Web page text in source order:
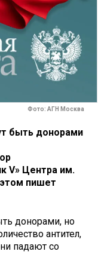
Фото: АГН Москва
быть донорами
V» Центра им.
пишет
донорами, но
антител,
падают со